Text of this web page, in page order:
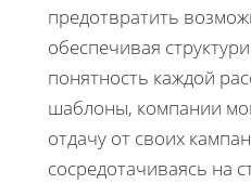
предотвратить
обеспечивая
понятность каждой
шаблоны, компании
отдачу от своих
сосредотачиваясь на